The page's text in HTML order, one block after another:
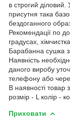
в строгий діловий.
присутня така
бездоганного
Рекомендації по
градусах,
Барабанна сушка
Наявність
даного виробу
телефону або
В наявності товар
розмір - L колір -
Приховати